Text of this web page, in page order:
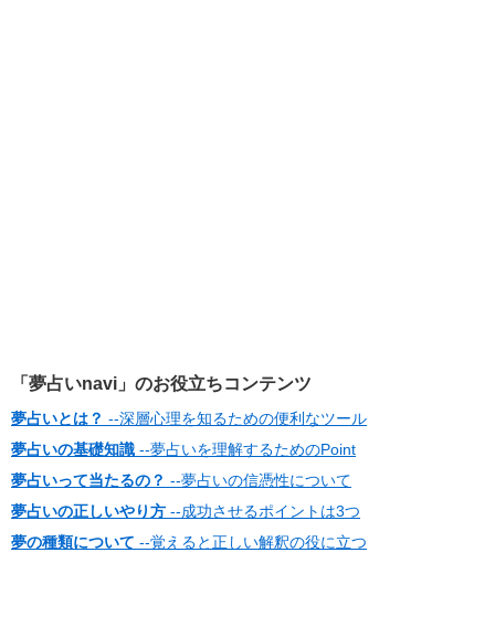
「夢占いnavi」のお役立ちコンテンツ
夢占いとは？ --深層心理を知るための便利なツール
夢占いの基礎知識 --夢占いを理解するためのPoint
夢占いって当たるの？ --夢占いの信憑性について
夢占いの正しいやり方 --成功させるポイントは3つ
夢の種類について --覚えると正しい解釈の役に立つ